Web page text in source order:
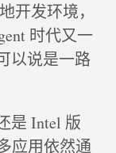
开发环境，
时代又一
以说是一路
是 Intel 版
应用依然通